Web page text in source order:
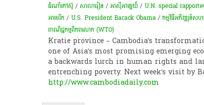
ដំណាំ​​កៅស៊ូ​/សាលារៀន /អាស៊ីអាគ្នេយ៏/U.N. special
អាមេរិក/U.S. President Barack Obama/កម្មវិធីអភិវឌ្ឍន៍ស
ពាណិជ្ជកម្ម​ពិភពលោក (WTO) ​
Kratie province – Cambodia’s
one of Asia’s most promising emerging
a backwards lurch in human rights and
entrenching poverty. Next week’s visit by
http://www.cambodiadaily.com